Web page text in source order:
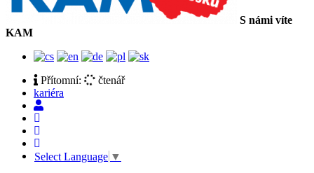
S námi víte
KAM
Přítomní:
čtenář
kariéra
Select Language ▼